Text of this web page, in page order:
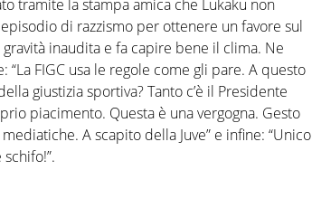
tramite la stampa amica che Lukaku non
di razzismo per ottenere un favore sul
inaudita e fa capire bene il clima. Ne
FIGC usa le regole come gli pare. A questo
giustizia sportiva? Tanto c’è il Presidente
piacimento. Questa è una vergogna. Gesto
A scapito della Juve” e infine: “Unico